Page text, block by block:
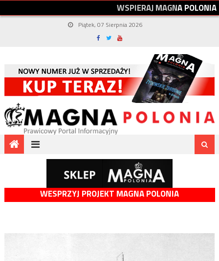
WSPIERAJMAGNAPOLONIA
Piątek, 07 Sierpnia 2026
WESPRZYJ PROJEKT MAGNA POLONIA